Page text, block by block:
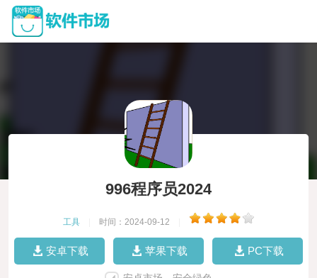
996程序员2024
工具 时间：2024-09-12
安卓下载 苹果下载 PC下载